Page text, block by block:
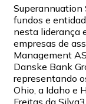
Superannuation
fundos e
nesta liderança
empresas de
Management
Danske Bank
representando
Ohio, a Idaho e